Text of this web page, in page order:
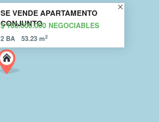
SE VENDE APARTAMENTO
CONJUNTO
$ 180.000.000 NEGOCIABLES
2 BA 53.23 m2